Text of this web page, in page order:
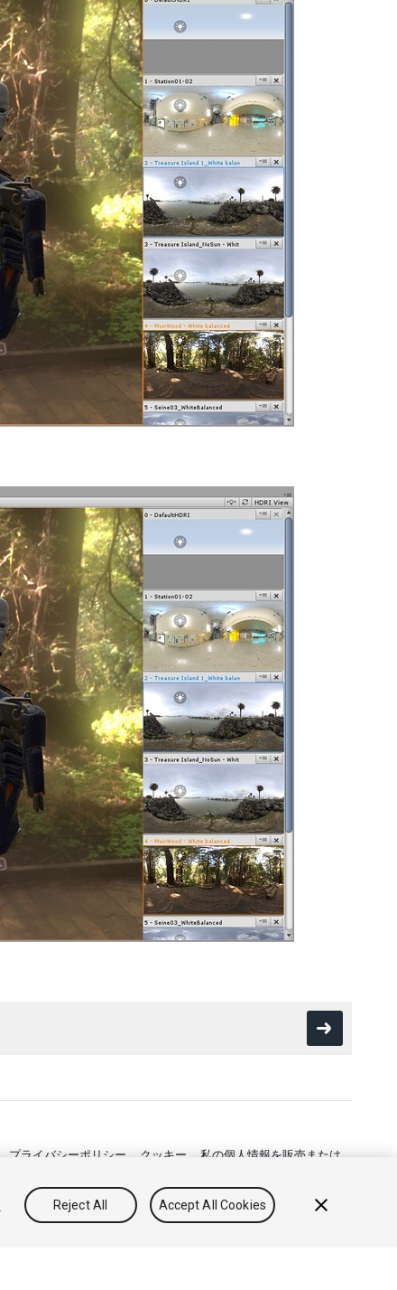
プライバシーポリシー クッキー 私の個人情報を販売または
フィードバック
Reject All Accept All Cookies